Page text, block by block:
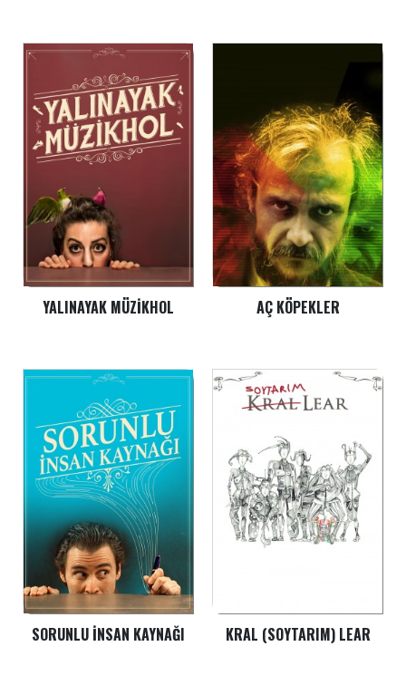
YALINAYAK MÜZIKHOL AÇ KÖPEKLER
SORUNLU İNSAN KAYNAĞI KRAL (SOYTARIM) LEAR